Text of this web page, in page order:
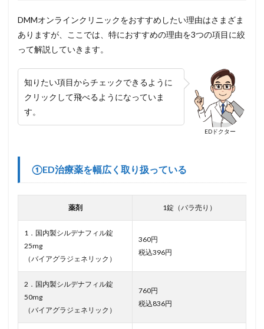
DMMオンラインクリニックをおすすめしたい理由はさまざま
ありますが、ここでは、特におすすめの理由を3つの項目に絞
って解説していきます。
EDドクター
知りたい項目からチェックできるように
クリックして飛べるようになっていま
す。
①ED治療薬を幅広く取り扱っている
薬剤 1錠（バラ売り）
1．国内製シルデナフィル錠
25mg
（バイアグラジェネリック）
360円
税込396円
2．国内製シルデナフィル錠
50mg
（バイアグラジェネリック）
760円
税込836円